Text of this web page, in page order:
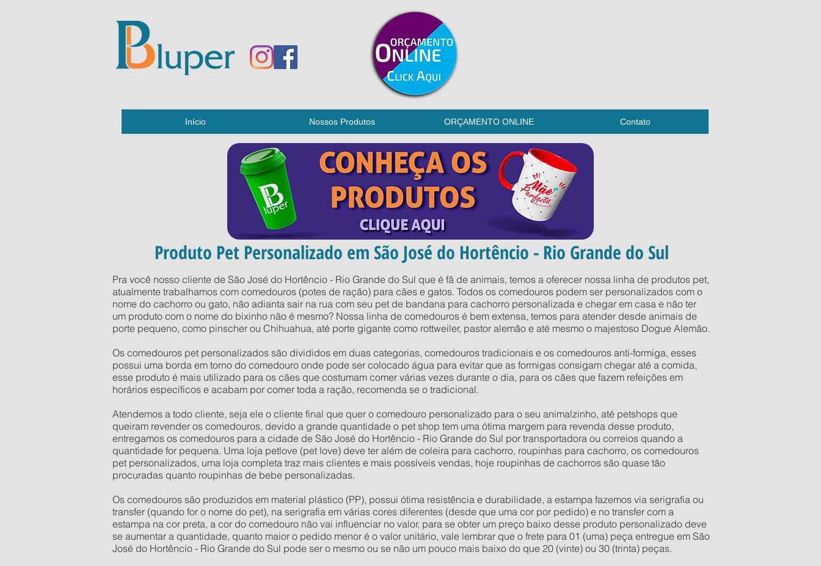
Início Nossos Produtos ORÇAMENTO ONLINE Contato
Produto Pet Personalizado em São José do Hortêncio - Rio Grande do Sul
Pra você nosso cliente de São José do Hortêncio - Rio Grande do Sul que é fã de animais, temos a oferecer nossa linha de produtos pet,
atualmente trabalhamos com comedouros (potes de ração) para cães e gatos. Todos os comedouros podem ser personalizados com o
nome do cachorro ou gato, não adianta sair na rua com seu pet de bandana para cachorro personalizada e chegar em casa e não ter
um produto com o nome do bixinho não é mesmo? Nossa linha de comedouros é bem extensa, temos para atender desde animais de
porte pequeno, como pinscher ou Chihuahua, até porte gigante como rottweiler, pastor alemão e até mesmo o majestoso Dogue Alemão.
Os comedouros pet personalizados são divididos em duas categorias, comedouros tradicionais e os comedouros anti-formiga, esses
possui uma borda em torno do comedouro onde pode ser colocado água para evitar que as formigas consigam chegar até a comida,
esse produto é mais utilizado para os cães que costumam comer várias vezes durante o dia, para os cães que fazem refeições em
horários específicos e acabam por comer toda a ração, recomenda se o tradicional.
Atendemos a todo cliente, seja ele o cliente final que quer o comedouro personalizado para o seu animalzinho, até petshops que
queiram revender os comedouros, devido a grande quantidade o pet shop tem uma ótima margem para revenda desse produto,
entregamos os comedouros para a cidade de São José do Hortêncio - Rio Grande do Sul por transportadora ou correios quando a
quantidade for pequena. Uma loja petlove (pet love) deve ter além de coleira para cachorro, roupinhas para cachorro, os comedouros
pet personalizados, uma loja completa traz mais clientes e mais possíveis vendas, hoje roupinhas de cachorros são quase tão
procuradas quanto roupinhas de bebe personalizadas.
Os comedouros são produzidos em material plástico (PP), possui ótima resistência e durabilidade, a estampa fazemos via serigrafia ou
transfer (quando for o nome do pet), na serigrafia em várias cores diferentes (desde que uma cor por pedido) e no transfer com a
estampa na cor preta, a cor do comedouro não vai influenciar no valor, para se obter um preço baixo desse produto personalizado deve
se aumentar a quantidade, quanto maior o pedido menor é o valor unitário, vale lembrar que o frete para 01 (uma) peça entregue em São
José do Hortêncio - Rio Grande do Sul pode ser o mesmo ou se não um pouco mais baixo do que 20 (vinte) ou 30 (trinta) peças.